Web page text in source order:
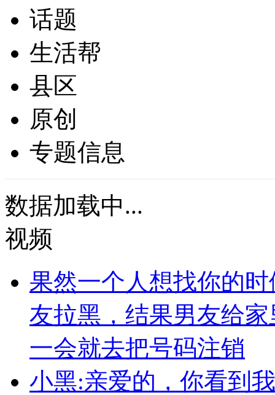
话题
生活帮
县区
原创
专题信息
数据加载中...
视频
果然一个人想找你的
友拉黑，结果男友给
一会就去把号码注销
小黑:亲爱的，你看到